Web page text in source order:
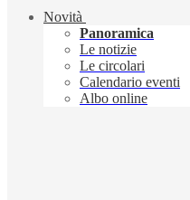
Novità
Panoramica
Le notizie
Le circolari
Calendario eventi
Albo online